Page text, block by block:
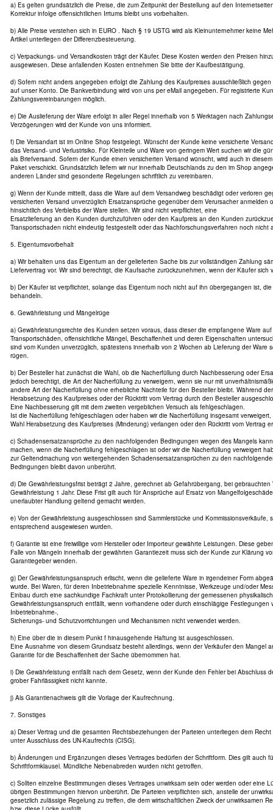
a) Es gelten grundsätzlich die Preise, die zum Zeitpunkt der Bestellung auf den
Korrektur infolge offensichtlichen Irrtums bleibt uns vorbehalten.
b) Alle Preise verstehen sich in EURO . Nach § 19 USTG wird als Kleinunternehmer keine
Artikel unterliegen der Differenzbesteuerung.
c) Verpackungs- und Versandkosten trägt der Käufer. Diese Kosten werden den Preisen
ausgewiesen. Diese anfallenden Kosten entnehmen Sie bitte der Kaufbestätigung.
d) Sofern nicht anders angegeben erfolgt die Zahlung des Kaufpreises ausschließlich gegen
auf unser Konto. Die Bankverbindung wird von uns per eMail angegeben. Für registrierte
Zahlungsvereinbarungen möglich.
e) Die Auslieferung der Ware erfolgt in aller Regel innerhalb von 5 Werktagen nach
Verzögerungen wird der Kunde von uns informiert.
f) Die Versandart ist im Online Shop festgelegt. Wünscht der Kunde keine versicherte
das Versand- und Verlustrisiko. Für Kleinteile und Ware von geringem Wert suchen wir die
als Briefversand. Sofern der Kunde einen versicherten Versand wünscht, wird auch in
Paket verschickt. Grundsätzlich liefern wir nur innerhalb Deutschlands zu den im Shop
anderen Länder sind gesonderte Regelungen schriftlich zu vereinbaren.
g) Wenn der Kunde mitteilt, dass die Ware auf dem Versandweg beschädigt oder verloren
versicherten Versand unverzüglich Ersatzansprüche gegenüber dem Verursacher anmelden
hinsichtlich des Verbleibs der Ware stellen. Wir sind nicht verpflichtet, eine
Ersatzlieferung an den Kunden durchzuführen oder den Kaufpreis an den Kunden
Transportschaden nicht eindeutig festgestellt oder das Nachforschungsverfahren noch nicht
5. Eigentumsvorbehalt
a) Wir behalten uns das Eigentum an der gelieferten Sache bis zur vollständigen Zahlung
Liefervertrag vor. Wir sind berechtigt, die Kaufsache zurückzunehmen, wenn der Käufer sich
b) Der Käufer ist verpflichtet, solange das Eigentum noch nicht auf ihn übergegangen ist,
behandeln.
6. Gewährleistung und Mängelrüge
a) Gewährleistungsrechte des Kunden setzen voraus, dass dieser die empfangene Ware
Transportschäden, offensichtliche Mängel, Beschaffenheit und deren Eigenschaften
sind vom Kunden unverzüglich, spätestens innerhalb von 2 Wochen ab Lieferung der Ware
rügen.
b) Der Besteller hat zunächst die Wahl, ob die Nacherfüllung durch Nachbesserung oder
jedoch berechtigt, die Art der Nacherfüllung zu verweigern, wenn sie nur mit
andere Art der Nacherfüllung ohne erhebliche Nachteile für den Besteller bleibt. Während
Herabsetzung des Kaufpreises oder der Rücktritt vom Vertrag durch den Besteller
Eine Nachbesserung gilt mit dem zweiten vergeblichen Versuch als fehlgeschlagen.
Ist die Nacherfüllung fehlgeschlagen oder haben wir die Nacherfüllung insgesamt
Wahl Herabsetzung des Kaufpreises (Minderung) verlangen oder den Rücktritt vom Vertrag
c) Schadensersatzansprüche zu den nachfolgenden Bedingungen wegen des Mangels
machen, wenn die Nacherfüllung fehlgeschlagen ist oder wir die Nacherfüllung verweigert
zur Geltendmachung von weitergehenden Schadensersatzansprüchen zu den
Bedingungen bleibt davon unberührt.
d) Die Gewährleistungsfrist beträgt 2 Jahre, gerechnet ab Gefahrübergang, bei gebrauchten
Gewährleistung 1 Jahr. Diese Frist gilt auch für Ansprüche auf Ersatz von
unerlaubter Handlung geltend gemacht werden.
e) Von der Gewährleistung ausgeschlossen sind Sammlerstücke und Kommissionsverkäufe,
entsprechend ausgewiesen wurden.
f) Garantie ist eine freiwillige vom Hersteller oder Importeur gewährte Leistungen. Diese
Falle von Mängeln innerhalb der gewährten Garantiezeit muss sich der Kunde zur Klärung
Garantiegeber wenden.
g) Der Gewährleistungsanspruch erlischt, wenn die gelieferte Ware in irgendeiner Form
wurde. Bei Waren, für deren Inbetriebnahme spezielle Kenntnisse, Werkzeuge und/oder
Einbau durch eine sachkundige Fachkraft unter Protokollierung der gemessenen
Gewährleistungsanspruch entfällt, wenn vorhandene oder durch einschlägige Festlegungen
Inbetriebnahme-,
Sicherungs- und Schutzvorrichtungen und Mechanismen nicht verwendet werden.
h) Eine über die in diesem Punkt f hinausgehende Haftung ist ausgeschlossen.
Eine Ausnahme von diesem Grundsatz besteht allerdings, wenn der Verkäufer den Mangel
Garantie für die Beschaffenheit der Sache übernommen hat.
i) Die Gewährleistung entfällt nach dem Gesetz, wenn der Kunde den Fehler bei Abschluss
grober Fahrlässigkeit nicht kannte.
j) Als Garantienachweis gilt die Vorlage der Kaufrechnung.
7. Sonstiges
a) Dieser Vertrag und die gesamten Rechtsbeziehungen der Parteien unterliegen dem
unter Ausschluss des UN-Kaufrechts (CISG).
b) Änderungen und Ergänzungen dieses Vertrages bedürfen der Schriftform. Dies gilt auch
Schriftformklausel. Mündliche Nebenabreden wurden nicht getroffen.
c) Sollten einzelne Bestimmungen dieses Vertrages unwirksam sein oder werden oder eine
übrigen Bestimmungen hiervon unberührt. Die Parteien verpflichten sich, anstelle der
gesetzlich zulässige Regelung zu treffen, die dem wirtschaftlichen Zweck der unwirksamen